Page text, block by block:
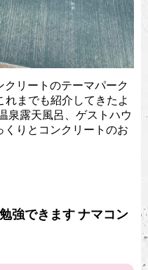
リートのテーマパーク
までも紹介してきたよ
泉露天風呂、ゲストハウ
くりとコンクリートのお
強できます ナマコン